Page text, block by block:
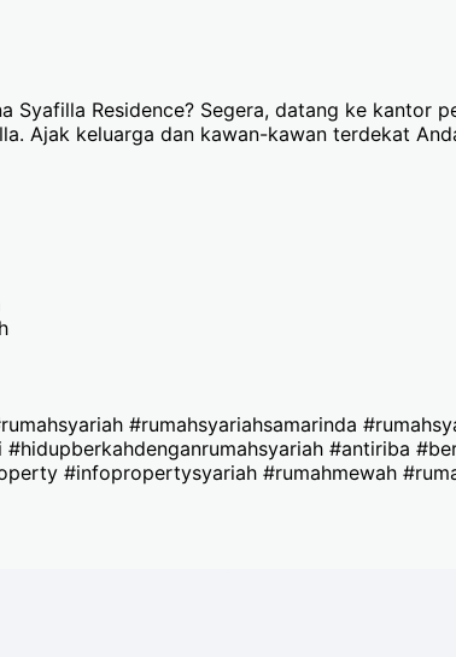
Residence? Segera, datang ke kantor
Ajak keluarga dan kawan-kawan terdekat
#rumahsyariahsamarinda
#antiriba
#infopropertysyariah #rumahmewah